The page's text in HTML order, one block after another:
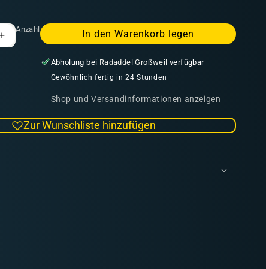
In den Warenkorb legen
Abholung bei Radaddel Großweil verfügbar
Gewöhnlich fertig in 24 Stunden
Shop und Versandinformationen anzeigen
Anzahl
Erhöhe
German
GreenZur Wunschliste hinzufügen